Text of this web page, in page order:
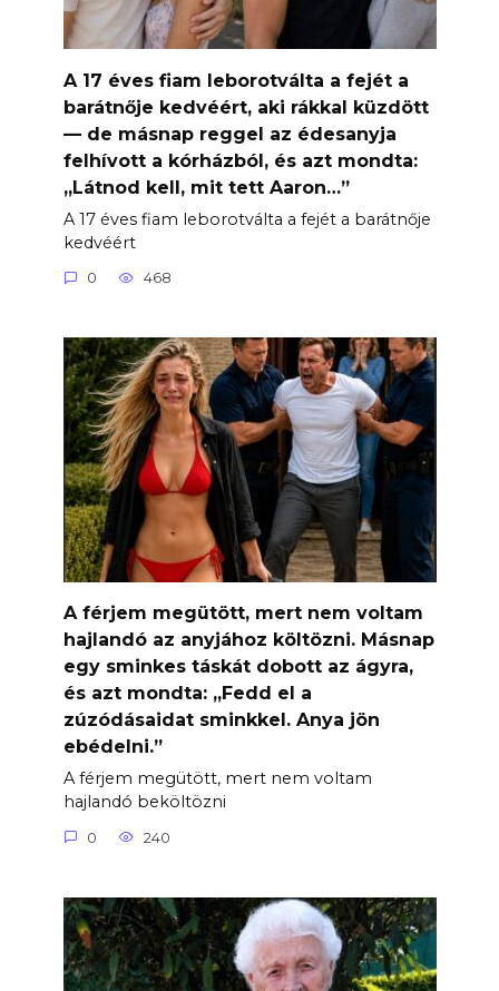
A 17 éves fiam leborotválta a fejét a
barátnője kedvéért, aki rákkal küzdött
— de másnap reggel az édesanyja
felhívott a kórházból, és azt mondta:
„Látnod kell, mit tett Aaron…”
A 17 éves fiam leborotválta a fejét a barátnője
kedvéért
0 468
A férjem megütött, mert nem voltam
hajlandó az anyjához költözni. Másnap
egy sminkes táskát dobott az ágyra,
és azt mondta: „Fedd el a
zúzódásaidat sminkkel. Anya jön
ebédelni.”
A férjem megütött, mert nem voltam
hajlandó beköltözni
0 240